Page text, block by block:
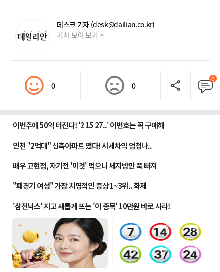
데스크 기자 (desk@dailian.co.kr)
기사 모아 보기 >
0 0
0